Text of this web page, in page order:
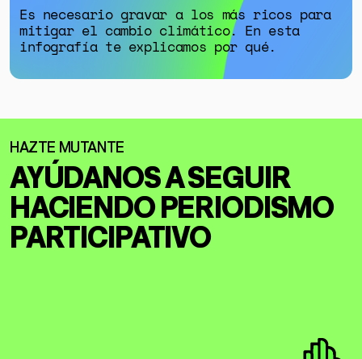
GÉNERO
DERECHOS HUMANOS
SALUD MENTAL
EMERGENCIA CLIMÁTICA
Es necesario gravar a los más ricos para
mitigar el cambio climático. En esta
infografía te explicamos por qué.
AYÚDANOS A SEGUIR
HACIENDOPERIODISMO
PARTICIPATIVO